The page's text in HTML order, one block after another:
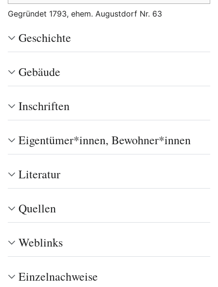
Gegründet 1793, ehem. Augustdorf Nr. 63
Geschichte
Gebäude
Inschriften
Eigentümer*innen, Bewohner*innen
Literatur
Quellen
Weblinks
Einzelnachweise